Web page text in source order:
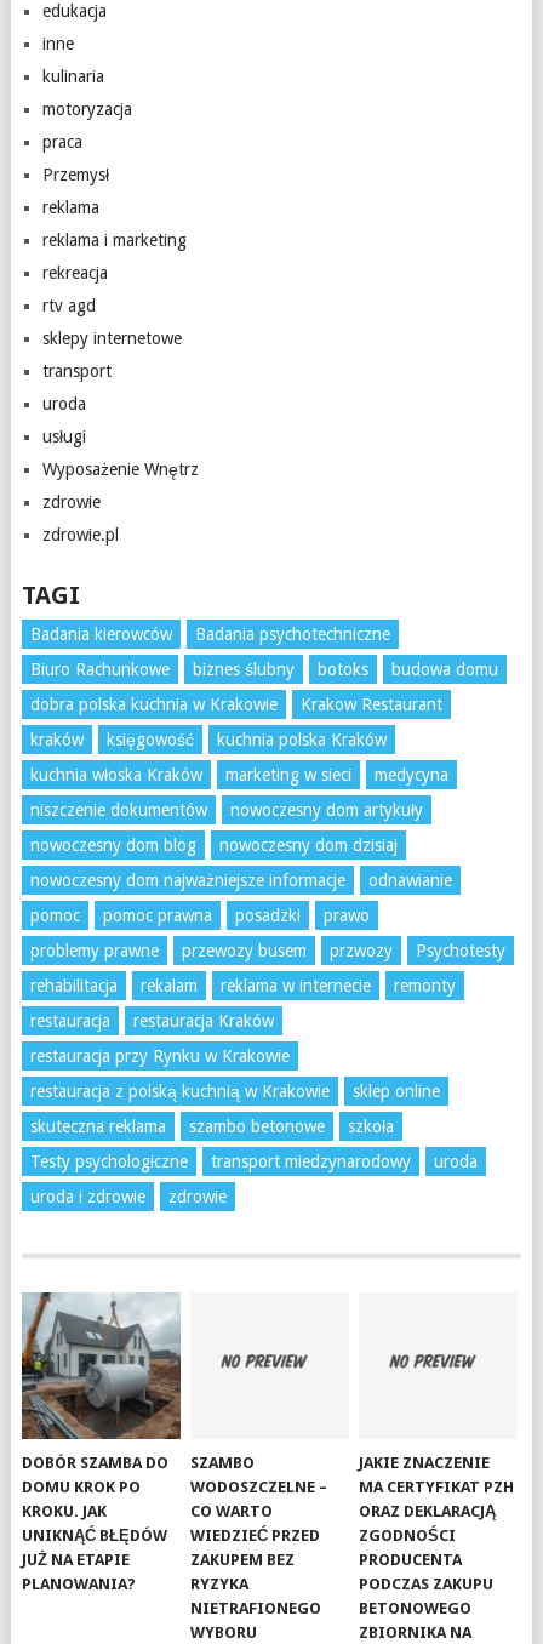
edukacja
inne
kulinaria
motoryzacja
praca
Przemysł
reklama
reklama i marketing
rekreacja
rtv agd
sklepy internetowe
transport
uroda
usługi
Wyposażenie Wnętrz
zdrowie
zdrowie.pl
TAGI
Badania kierowców
Badania psychotechniczne
Biuro Rachunkowe
biznes ślubny botoks
budowa domu
dobra polska kuchnia w Krakowie
Krakow Restaurant
kraków
księgowość
kuchnia polska Kraków
kuchnia włoska Kraków
marketing w sieci
medycyna
niszczenie dokumentów
nowoczesny dom artykuły
nowoczesny dom blog
nowoczesny dom dzisiaj
nowoczesny dom najważniejsze informacje
odnawianie
pomoc
pomoc prawna posadzki
prawo
problemy prawne
przewozy busem przwozy
Psychotesty
rehabilitacja
rekalam reklama w internecie
remonty
restauracja
restauracja Kraków
restauracja przy Rynku w Krakowie
restauracja z polską kuchnią w Krakowie
sklep online
skuteczna reklama
szambo betonowe
szkoła
Testy psychologiczne
transport miedzynarodowy
uroda
uroda i zdrowie
zdrowie
DOBÓR SZAMBA DO
DOMU KROK PO
KROKU. JAK
UNIKNĄĆ BŁĘDÓW
JUŻ NA ETAPIE
PLANOWANIA?
SZAMBO
WODOSZCZELNE –
CO WARTO
WIEDZIEĆ PRZED
ZAKUPEM BEZ
RYZYKA
NIETRAFIONEGO
WYBORU
JAKIE ZNACZENIE
MA CERTYFIKAT PZH
ORAZ DEKLARACJĄ
ZGODNOŚCI
PRODUCENTA
PODCZAS ZAKUPU
BETONOWEGO
ZBIORNIKA NA